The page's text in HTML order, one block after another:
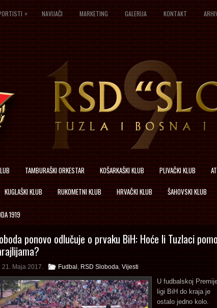
» NAVIJAČI MARKETING GALERIJA KONTAKT
TAMBURAŠKI ORKESTAR KOŠARKAŠKI KLUB PLIVAČKI KLUB
KUGLAŠKI KLUB RUKOMETNI KLUB HRVAČKI KLUB ŠAHOVSKI KLUB
1919
ponovo odlučuje o prvaku BiH: Hoće li Tuzlaci
21. Maja 2017. Fudbal , RSD Sloboda, Vijesti
U fudbalskoj
ligi BiH do kraja je
ostalo jedno kolo.